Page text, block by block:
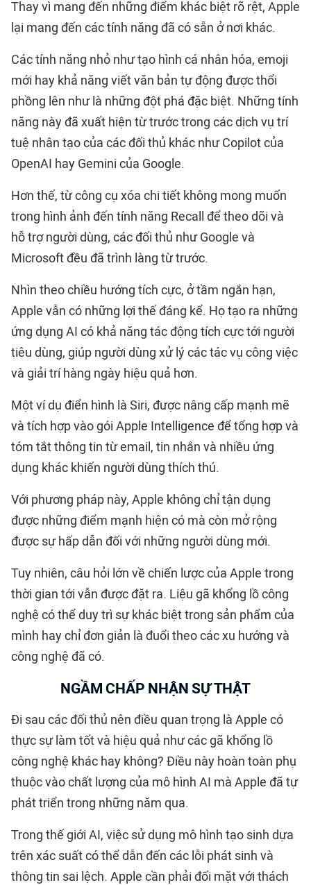
Thay vì mang đến những điểm khác biệt rõ rệt, Apple
lại mang đến các tính năng đã có sẵn ở nơi khác.
Các tính năng nhỏ như tạo hình cá nhân hóa, emoji
mới hay khả năng viết văn bản tự động được thổi
phồng lên như là những đột phá đặc biệt. Những tính
năng này đã xuất hiện từ trước trong các dịch vụ trí
tuệ nhân tạo của các đối thủ khác như Copilot của
OpenAI hay Gemini của Google.
Hơn thế, từ công cụ xóa chi tiết không mong muốn
trong hình ảnh đến tính năng Recall để theo dõi và
hỗ trợ người dùng, các đối thủ như Google và
Microsoft đều đã trình làng từ trước.
Nhìn theo chiều hướng tích cực, ở tầm ngắn hạn,
Apple vẫn có những lợi thế đáng kể. Họ tạo ra những
ứng dụng AI có khả năng tác động tích cực tới người
tiêu dùng, giúp người dùng xử lý các tác vụ công việc
và giải trí hàng ngày hiệu quả hơn.
Một ví dụ điển hình là Siri, được nâng cấp mạnh mẽ
và tích hợp vào gói Apple Intelligence để tổng hợp và
tóm tắt thông tin từ email, tin nhắn và nhiều ứng
dụng khác khiến người dùng thích thú.
Với phương pháp này, Apple không chỉ tận dụng
được những điểm mạnh hiện có mà còn mở rộng
được sự hấp dẫn đối với những người dùng mới.
Tuy nhiên, câu hỏi lớn về chiến lược của Apple trong
thời gian tới vẫn được đặt ra. Liệu gã khổng lồ công
nghệ có thể duy trì sự khác biệt trong sản phẩm của
mình hay chỉ đơn giản là đuổi theo các xu hướng và
công nghệ đã có.
NGẦM CHẤP NHẬN SỰ THẬT
Đi sau các đối thủ nên điều quan trọng là Apple có
thực sự làm tốt và hiệu quả như các gã khổng lồ
công nghệ khác hay không? Điều này hoàn toàn phụ
thuộc vào chất lượng của mô hình AI mà Apple đã tự
phát triển trong những năm qua.
Trong thế giới AI, việc sử dụng mô hình tạo sinh dựa
trên xác suất có thể dẫn đến các lỗi phát sinh và
thông tin sai lệch. Apple cần phải đối mặt với thách